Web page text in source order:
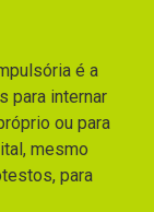
é a
para internar
ou para
mesmo
para